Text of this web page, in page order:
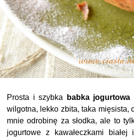
Prosta i szybka babka jogurtowa
wilgotna, lekko zbita, taka mięsista,
mnie odrobinę za słodka, ale to
jogurtowe z kawałeczkami białej